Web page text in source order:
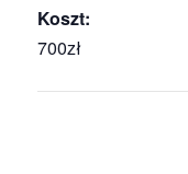
Koszt:
700zł